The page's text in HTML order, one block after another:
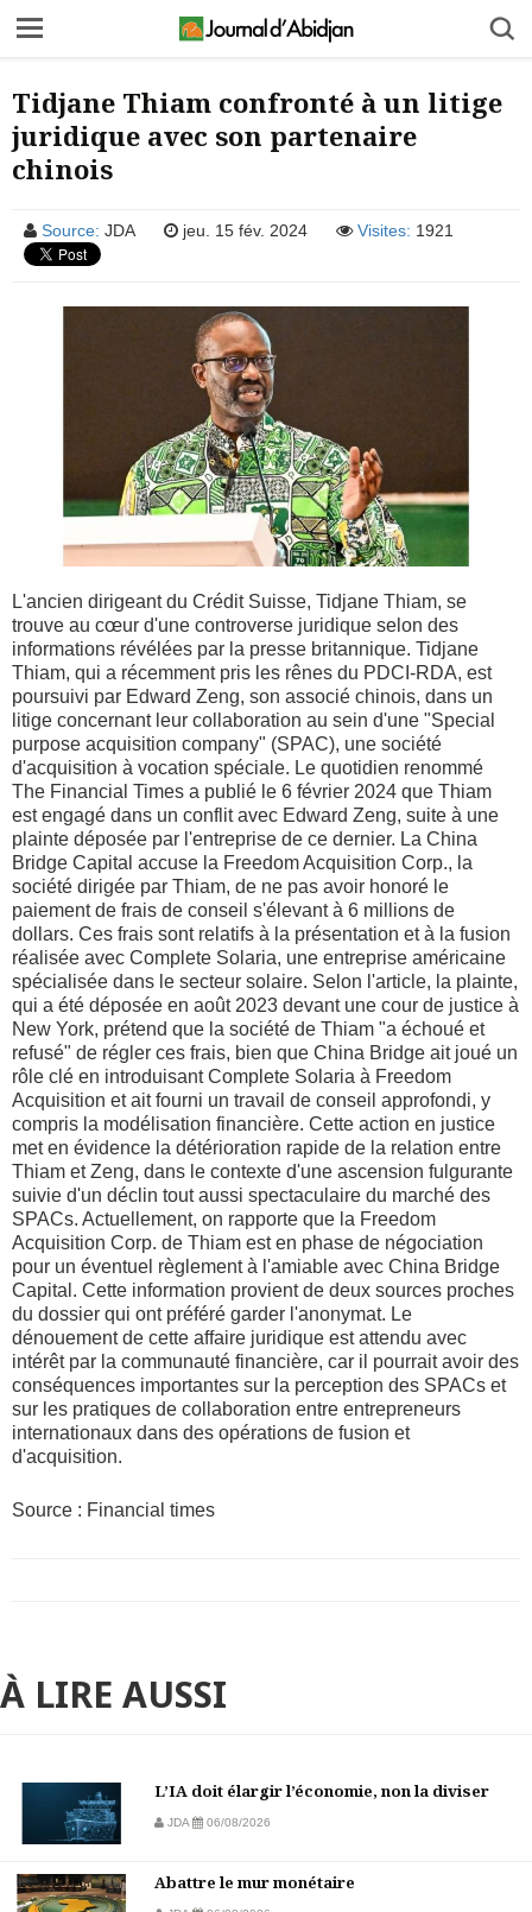
Tidjane Thiam confronté à un litige
juridique avec son partenaire
chinois
Source: JDA jeu. 15 fév. 2024 Visites: 1921
L'ancien dirigeant du Crédit Suisse, Tidjane Thiam, se
trouve au cœur d'une controverse juridique selon des
informations révélées par la presse britannique. Tidjane
Thiam, qui a récemment pris les rênes du PDCI-RDA, est
poursuivi par Edward Zeng, son associé chinois, dans un
litige concernant leur collaboration au sein d'une "Special
purpose acquisition company" (SPAC), une société
d'acquisition à vocation spéciale. Le quotidien renommé
The Financial Times a publié le 6 février 2024 que Thiam
est engagé dans un conflit avec Edward Zeng, suite à une
plainte déposée par l'entreprise de ce dernier. La China
Bridge Capital accuse la Freedom Acquisition Corp., la
société dirigée par Thiam, de ne pas avoir honoré le
paiement de frais de conseil s'élevant à 6 millions de
dollars. Ces frais sont relatifs à la présentation et à la fusion
réalisée avec Complete Solaria, une entreprise américaine
spécialisée dans le secteur solaire. Selon l'article, la plainte,
qui a été déposée en août 2023 devant une cour de justice à
New York, prétend que la société de Thiam "a échoué et
refusé" de régler ces frais, bien que China Bridge ait joué un
rôle clé en introduisant Complete Solaria à Freedom
Acquisition et ait fourni un travail de conseil approfondi, y
compris la modélisation financière. Cette action en justice
met en évidence la détérioration rapide de la relation entre
Thiam et Zeng, dans le contexte d'une ascension fulgurante
suivie d'un déclin tout aussi spectaculaire du marché des
SPACs. Actuellement, on rapporte que la Freedom
Acquisition Corp. de Thiam est en phase de négociation
pour un éventuel règlement à l'amiable avec China Bridge
Capital. Cette information provient de deux sources proches
du dossier qui ont préféré garder l'anonymat. Le
dénouement de cette affaire juridique est attendu avec
intérêt par la communauté financière, car il pourrait avoir des
conséquences importantes sur la perception des SPACs et
sur les pratiques de collaboration entre entrepreneurs
internationaux dans des opérations de fusion et
d'acquisition.
Source : Financial times
À LIRE AUSSI
L’IA doit élargir l’économie, non la diviser
JDA 06/08/2026
Abattre le mur monétaire